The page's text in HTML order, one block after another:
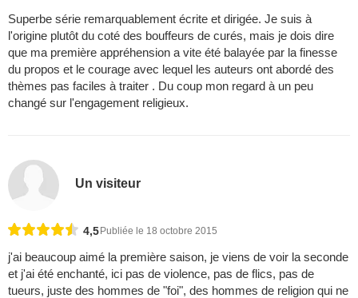
Superbe série remarquablement écrite et dirigée. Je suis à
l'origine plutôt du coté des bouffeurs de curés, mais je dois dire
que ma première appréhension a vite été balayée par la finesse
du propos et le courage avec lequel les auteurs ont abordé des
thèmes pas faciles à traiter . Du coup mon regard à un peu
changé sur l'engagement religieux.
Un visiteur
4,5 Publiée le 18 octobre 2015
j'ai beaucoup aimé la première saison, je viens de voir la seconde
et j'ai été enchanté, ici pas de violence, pas de flics, pas de
tueurs, juste des hommes de "foi", des hommes de religion qui ne